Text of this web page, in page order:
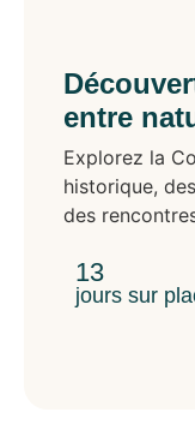
entre
Explorez la
historique,
des
13
jours sur